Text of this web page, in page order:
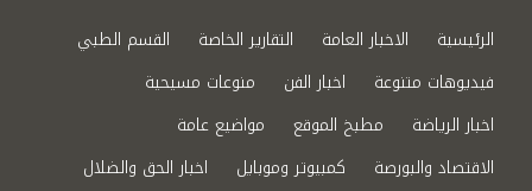
الرئيسية الاخبار العامة التقارير الخاصة
القسم الطبي
فيديوهات متنوعة
اخبار الفن
منوعات مسيحية
اخبار الرياضة
مطبخ الموقع
مواضيع عامة
الاقتصاد والبورصة
كمبيوتر وموبايل اخبار الحق والضلال